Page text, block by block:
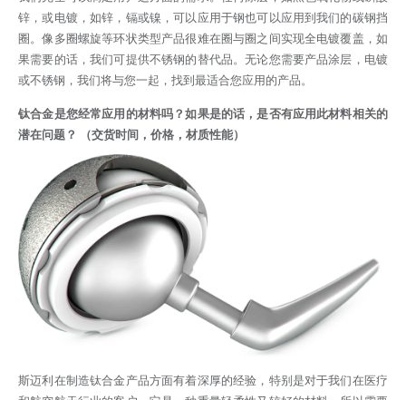
锌，或电镀，如锌，镉或镍，可以应用于钢也可以应用到我们的碳钢挡
圈。像多圈螺旋等环状类型产品很难在圈与圈之间实现全电镀覆盖，如
果需要的话，我们可提供不锈钢的替代品。无论您需要产品涂层，电镀
或不锈钢，我们将与您一起，找到最适合您应用的产品。
钛合金是您经常应用的材料吗？如果是的话，是否有应用此材料相关的
潜在问题？ （交货时间，价格，材质性能）
斯迈利在制造钛合金产品方面有着深厚的经验，特别是对于我们在医疗